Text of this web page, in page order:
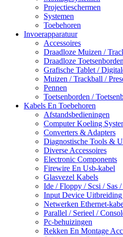
Projectieschermen
Systemen
Toebehoren
Invoerapparatuur
Accessoires
Draadloze Muizen /
Draadloze
Grafische Tablet /
Muizen / Trackball /
Pennen
Toetsenborden /
Kabels En Toebehoren
Afstandsbedieningen
Computer Koeling
Converters & Adapters
Diagnostische Tools &
Diverse Accessoires
Electronic Components
Firewire En Usb-kabel
Glasvezel Kabels
Ide / Floppy / Scsi / Sas /
Input Device
Netwerken Ethernet-
Parallel / Serieel /
Pc-behuizingen
Rekken En Montage